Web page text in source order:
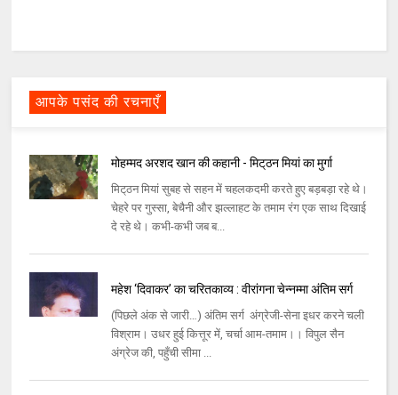
आपके पसंद की रचनाएँ
मोहम्‍मद अरशद खान की कहानी - मिट्‌ठन मियां का मुर्गा
मिट्‌ठन मियां सुबह से सहन में चहलकदमी करते हुए बड़बड़ा रहे थे।
चेहरे पर गुस्‍सा, बेचैनी और झल्‍लाहट के तमाम रंग एक साथ दिखाई
दे रहे थे। कभी-कभी जब ब...
महेश ‘दिवाकर’ का चरितकाव्य : वीरांगना चेन्नम्मा अंतिम सर्ग
(पिछले अंक से जारी…) अंतिम सर्ग अंग्रेजी-सेना इधर करने चली
विश्राम। उधर हुई कित्तूर में, चर्चा आम-तमाम।। विपुल सैन
अंग्रेज की, पहुँची सीमा ...